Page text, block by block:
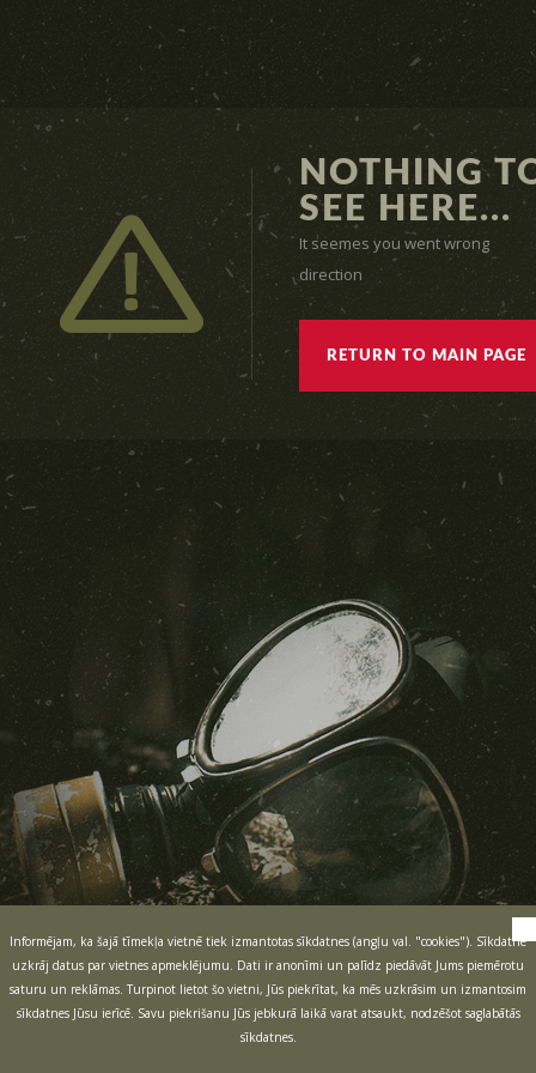
NOTHING
SEE HERE...
It seemes you went wrong
direction
RETURN TO MAIN PAGE
Informējam, ka šajā tīmekļa vietnē tiek izmantotas sīkdatnes (angļu val. "cookies"). Sīkdatne
uzkrāj datus par vietnes apmeklējumu. Dati ir anonīmi un palīdz piedāvāt Jums piemērotu
saturu un reklāmas. Turpinot lietot šo vietni, Jūs piekrītat, ka mēs uzkrāsim un izmantosim
sīkdatnes Jūsu ierīcē. Savu piekrišanu Jūs jebkurā laikā varat atsaukt, nodzēšot saglabātās
sīkdatnes.